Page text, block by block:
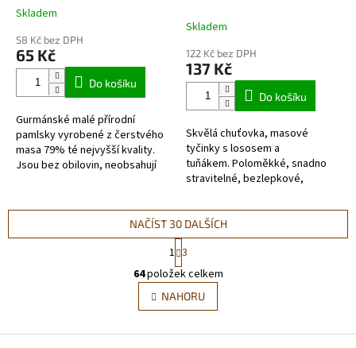
Průměrné
produktu
je
hvězdiček.
Skladem
58 Kč bez DPH
65 Kč
Do košíku
Gurmánské malé přírodní
pamlsky vyrobené z čerstvého
masa 79% té nejvyšší kvality.
Jsou bez obilovin, neobsahují
Skladem
122 Kč bez DPH
137 Kč
Do košíku
Skvělá chuťovka, masové
tyčinky s lososem a
tuňákem. Poloměkké, snadno
stravitelné, bezlepkové,
ze 70% čerstvého...
O
v
l
á
NAČÍST 30 DALŠÍCH
S
t
r
á
n
k
v
1 3
64položek celkem
NAHORU